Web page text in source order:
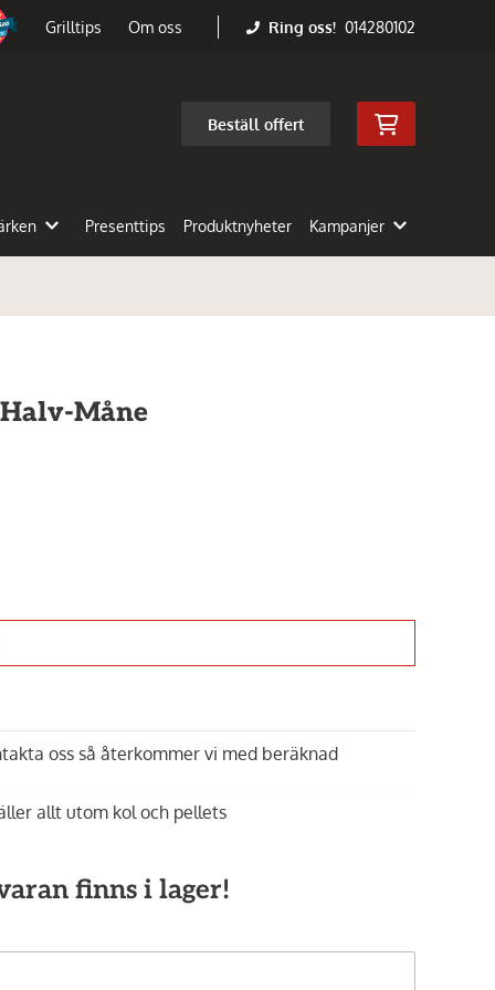
Grilltips Om oss Ring oss! 014280102
Beställ offert
Presenttips Produktnyheter Kampanjer
Innehållet kan inte
visas
Aktivera
Kamado Joe, Cover till Big Joe
1 099 kr 2 599 kr
Måne
oss så återkommer vi med beräknad
allt utom kol och pellets
finns i lager!